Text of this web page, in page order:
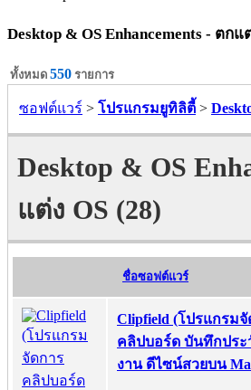
Desktop & OS Enhancements - ตก
ทั้งหมด 550 รายการ
ซอฟต์แวร์ > โปรแกรมยูทิลิตี้ >
Desktop & OS
แต่ง OS (28)
ชื่อซอฟต์แวร์
Clipfield (โปรแกรมจั
คลิปบอร์ด บันทึกประ
งาน ดีไซน์สวยบน